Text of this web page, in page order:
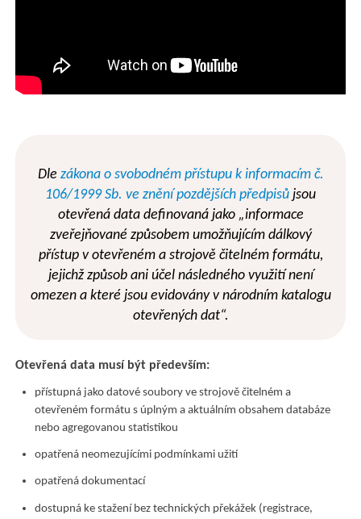
Dle zákona o svobodném přístupu k informacím č.
106/1999 Sb. ve znění pozdějších předpisů jsou
otevřená data definovaná jako „informace
zveřejňované způsobem umožňujícím dálkový
přístup v otevřeném a strojově čitelném formátu,
jejichž způsob ani účel následného využití není
omezen a které jsou evidovány v národním katalogu
otevřených dat“.
Otevřená data musí být především:
přístupná jako datové soubory ve strojově čitelném a
otevřeném formátu s úplným a aktuálním obsahem databáze
nebo agregovanou statistikou
opatřená neomezujícími podmínkami užití
opatřená dokumentací
dostupná ke stažení bez technických překážek (registrace,